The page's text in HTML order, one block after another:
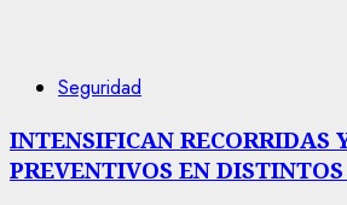
Seguridad
INTENSIFICAN RECORRIDAS
PREVENTIVOS EN